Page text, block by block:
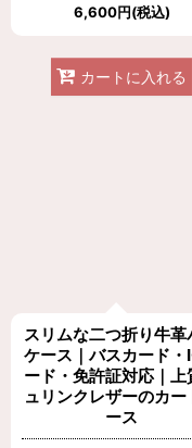
6,600円(税込)
カートに入れる
スリムな二つ折り牛革
ケース｜バスカード・
ード・免許証対応｜上
ュリンクレザーのカー
ース